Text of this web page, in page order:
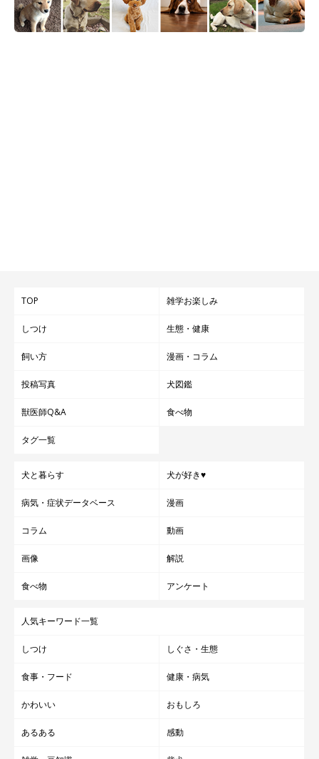
TOP 雑学お楽しみ
しつけ 生態・健康
飼い方 漫画・コラム
投稿写真 犬図鑑
獣医師Q&A 食べ物
タグ一覧
犬と暮らす 犬が好き♥
病気・症状データベース 漫画
コラム 動画
画像 解説
食べ物 アンケート
人気キーワード一覧
しつけ しぐさ・生態
食事・フード 健康・病気
かわいい おもしろ
あるある 感動